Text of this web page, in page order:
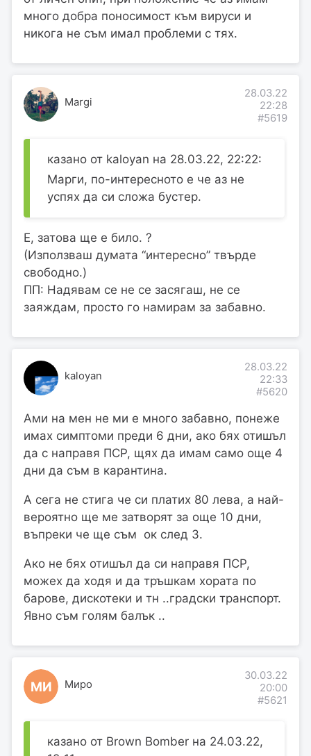
много добра поносимост към вируси и
никога не съм имал проблеми с тях.
Margi
28.03.22
22:28
#5619
казано от kaloyan на 28.03.22, 22:22:
Марги, по-интересното е че аз не
успях да си сложа бустер.
Е, затова ще е било. ?
(Използваш думата “интересно” твърде
свободно.)
ПП: Надявам се не се засягаш, не се
заяждам, просто го намирам за забавно.
kaloyan
28.03.22
22:33
#5620
Ами на мен не ми е много забавно, понеже
имах симптоми преди 6 дни, ако бях отишъл
да с направя ПСР, щях да имам само още 4
дни да съм в карантина.
А сега не стига че си платих 80 лева, а най-
вероятно ще ме затворят за още 10 дни,
въпреки че ще съм ок след 3.
Ако не бях отишъл да си направя ПСР,
можех да ходя и да тръшкам хората по
барове, дискотеки и тн ..градски транспорт.
Явно съм голям балък ..
МИ Миро
30.03.22
20:00
#5621
казано от Brown Bomber на 24.03.22,